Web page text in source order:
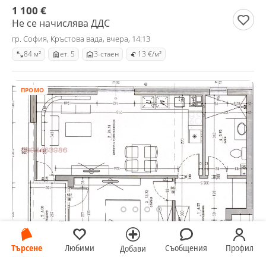
Търсене Любими Добави Съобщения Профил
1 100 €
Не се начислява ДДС
гр. София, Кръстова вада, вчера, 14:13
84 м² ет. 5 3-стаен 13 €/м²
ПРОМО
Продава 2-СТАЕН, гр. София, Малинова долина
120 000 €